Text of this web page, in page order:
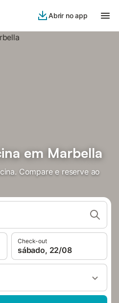
Abrir no app
em Marbella
Compare e reserve ao
Check-out
sábado, 22/08